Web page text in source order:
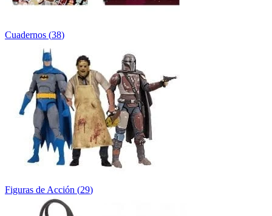
Cuadernos (38)
Figuras de Acción (29)